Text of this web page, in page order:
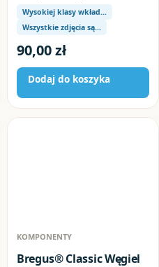
Wysokiej klasy wkład…
Wszystkie zdjęcia są…
90,00zł
Dodaj do koszyka
KOMPONENTY
Bregus® Classic Węgiel